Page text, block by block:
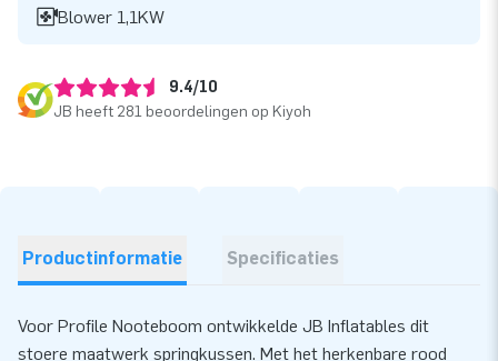
Blower 1,1KW
9.4/10
JB heeft 281 beoordelingen op Kiyoh
Productinformatie Specificaties
Voor Profile Nooteboom ontwikkelde JB Inflatables dit
stoere maatwerk springkussen. Met het herkenbare rood